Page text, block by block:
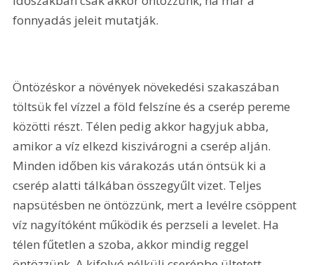
fonnyadás jeleit mutatják.
Öntözéskor a növények növekedési szakaszában
töltsük fel vízzel a föld felszíne és a cserép pereme
közötti részt. Télen pedig akkor hagyjuk abba,
amikor a víz elkezd kiszivárogni a cserép alján.
Minden időben kis várakozás után öntsük ki a
cserép alatti tálkában összegyűlt vizet. Teljes
napsütésben ne öntözzünk, mert a levélre csöppent
víz nagyítóként működik és perzseli a levelet. Ha
télen fűtetlen a szoba, akkor mindig reggel